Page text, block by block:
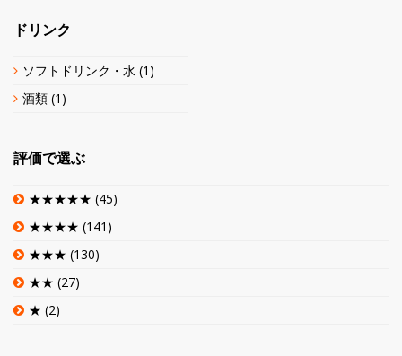
ドリンク
ソフトドリンク・水 (1)
酒類 (1)
評価で選ぶ
★★★★★ (45)
★★★★ (141)
★★★ (130)
★★ (27)
★ (2)